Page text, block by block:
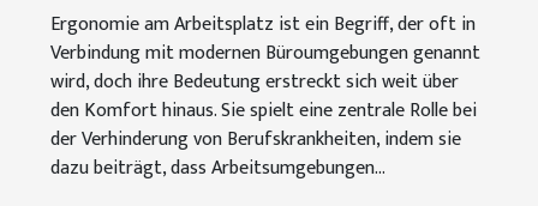
Ergonomie am Arbeitsplatz ist ein Begriff, der oft in
Verbindung mit modernen Büroumgebungen genannt
wird, doch ihre Bedeutung erstreckt sich weit über
den Komfort hinaus. Sie spielt eine zentrale Rolle bei
der Verhinderung von Berufskrankheiten, indem sie
dazu beiträgt, dass Arbeitsumgebungen...